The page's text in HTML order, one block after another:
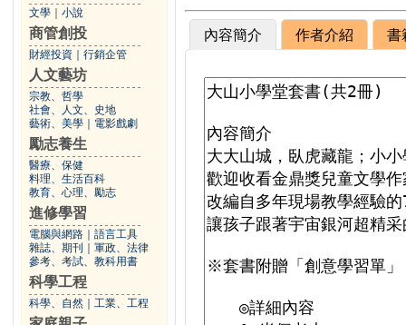
文學 小說
商管創投
財經投資 行銷企管
人文藝坊
宗教、哲學
社會、人文、史地
藝術、美學
電影戲劇
勵志養生
醫療、保健
料理、生活百科
教育、心理、勵志
進修學習
電腦與網路
語言工具
雜誌、期刊
軍政、法律
參考、考試、教科用書
科學工程
科學、自然 工業、工程
內容簡介 作者介紹 書